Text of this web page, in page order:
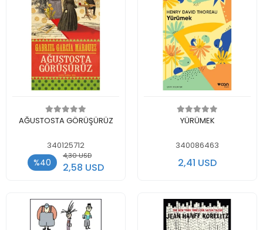
Add to cart
AĞUSTOSTA GÖRÜŞÜRÜZ
340125712
%40
4,30 USD
2,58 USD
Add to cart
YÜRÜMEK
340086463
2,41 USD